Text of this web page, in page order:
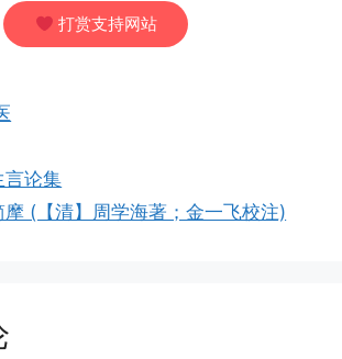
打赏支持网站
言论集
摩 (【清】周学海著；金一飞校注)